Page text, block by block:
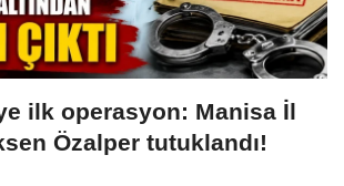
ilk operasyon: Manisa İl
Özalper tutuklandı!